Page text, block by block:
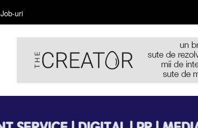
Job-uri